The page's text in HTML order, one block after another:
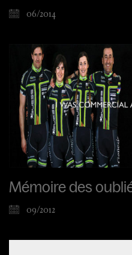
06/2014
Mémoire des
09/2012